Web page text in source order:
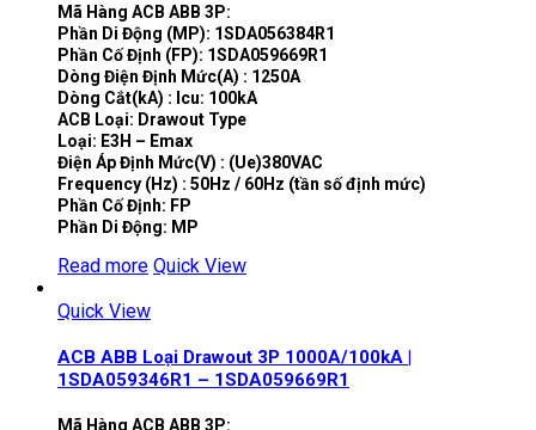
Mã Hàng ACB ABB 3P:
Phần Di Động (MP): 1SDA056384R1
Phần Cố Định (FP): 1SDA059669R1
Dòng Điện Định Mức(A) : 1250A
Dòng Cắt(kA) : Icu: 100kA
ACB Loại: Drawout Type
Loại: E3H – Emax
Điện Áp Định Mức(V) : (Ue)380VAC
Frequency (Hz) : 50Hz / 60Hz (tần số định mức)
Phần Cố Định: FP
Phần Di Động: MP
Read more Quick View
Quick View
ACB ABB Loại Drawout 3P 1000A/100kA |
1SDA059346R1 – 1SDA059669R1
Mã Hàng ACB ABB 3P: